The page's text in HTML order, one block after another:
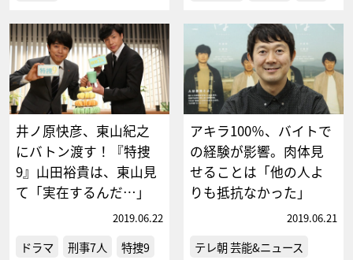
井ノ原快彦、東山紀之
にバトン渡す！『特捜
9』山田裕貴は、東山見
て「実在するんだ…」
2019.06.22
ドラマ 刑事7人 特捜9
アキラ100％、バイトで
の経験が影響。肉体見
せることは「他の人よ
りも抵抗なかった」
2019.06.21
テレ朝 芸能&ニュース